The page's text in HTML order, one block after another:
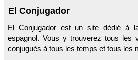
El Conjugador
El Conjugador est un site dédié à
espagnol. Vous y trouverez tous les
conjugués à tous les temps et tous les